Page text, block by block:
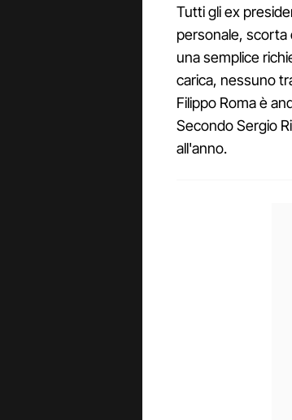
Tutti gli ex
personale, scorta
una semplice
carica, nessuno
Filippo Roma è
Secondo Sergio
all'anno.